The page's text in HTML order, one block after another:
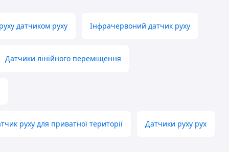
датчиком руху Інфрачервоний датчик руху
Датчики лінійного переміщення
руху для приватної території Датчики руху рух